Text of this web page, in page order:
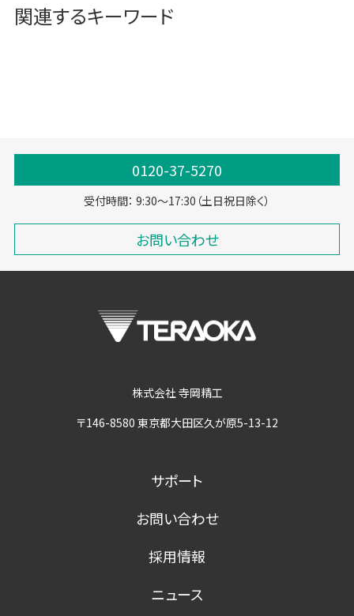
関連するキーワード
0120-37-5270
受付時間： 9:30～17:30（土日祝日除く）
お問い合わせ
株式会社 寺岡精工
〒146-8580 東京都大田区久が原5-13-12
サポート
お問い合わせ
採用情報
ニュース